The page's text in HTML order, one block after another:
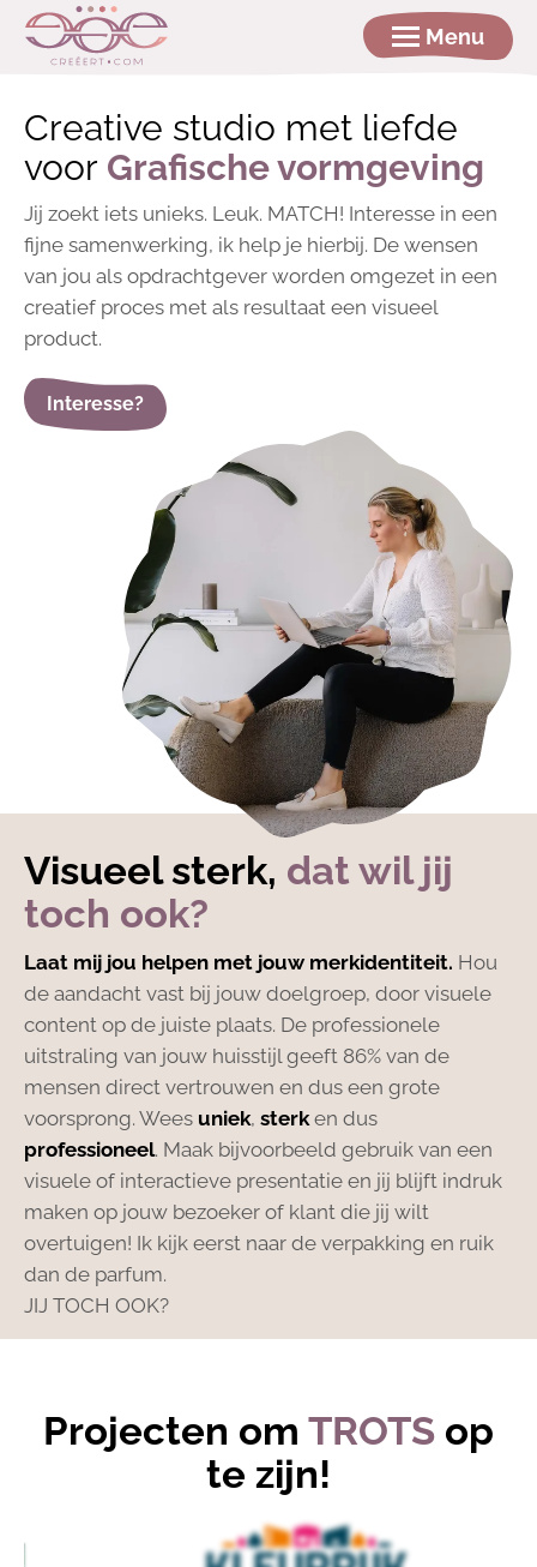
Menu
Creative studio met liefde
voor Grafische vormgeving
Jij zoekt iets unieks. Leuk. MATCH! Interesse in een
fijne samenwerking, ik help je hierbij. De wensen
van jou als opdrachtgever worden omgezet in een
creatief proces met als resultaat een visueel
product.
Interesse?
Visueel sterk, dat wil jij
toch ook?
Laat mij jou helpen met jouw merkidentiteit. Hou
de aandacht vast bij jouw doelgroep, door visuele
content op de juiste plaats. De professionele
uitstraling van jouw huisstijl geeft 86% van de
mensen direct vertrouwen en dus een grote
voorsprong. Wees uniek, sterken dus
professioneel. Maak bijvoorbeeld gebruik van een
visuele of interactieve presentatie en jij blijft indruk
maken op jouw bezoeker of klant die jij wilt
overtuigen! Ik kijk eerst naar de verpakking en ruik
dan de parfum.
JIJ TOCH OOK?
Projecten om TROTS op
te zijn!